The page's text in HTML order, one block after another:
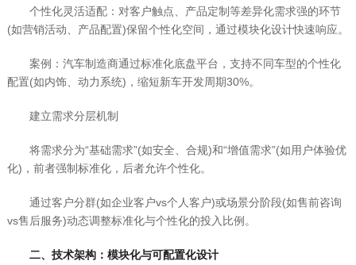
个性化灵活适配：对客户触点、产品定制等差异化需求强的环节
(如营销活动、产品配置)保留个性化空间，通过模块化设计快速响应。
案例：汽车制造商通过标准化底盘平台，支持不同车型的个性化
配置(如内饰、动力系统)，缩短新车开发周期30%。
建立需求分层机制
将需求分为“基础需求”(如安全、合规)和“增值需求”(如用户体验优
化)，前者强制标准化，后者允许个性化。
通过客户分群(如企业客户vs个人客户)或场景分阶段(如售前咨询
vs售后服务)动态调整标准化与个性化的投入比例。
二、技术架构：模块化与可配置化设计